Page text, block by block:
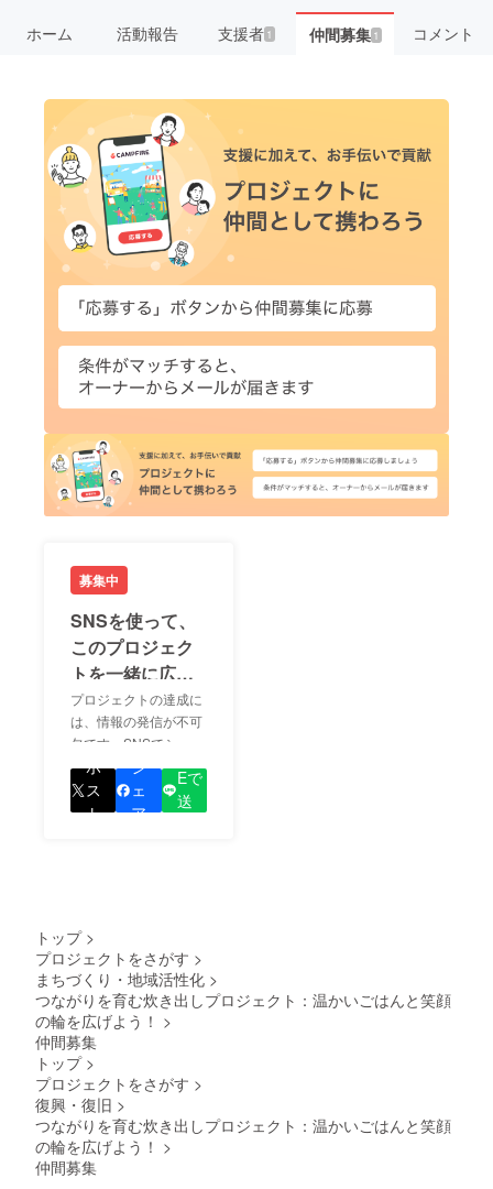
ホーム 活動報告 支援者 1 仲間募集 1 コメント
募集中
SNSを使って、
このプロジェク
トを一緒に広め
ましょう！
プロジェクトの達成に
は、情報の発信が不可
欠です。SNSでシェア
をして、あなたが応援
しているプロジェクト
の良さを知ってもらい
ポ
ス
ト
シ
ェ
ア
Eで
送
トップ >
プロジェクトをさがす >
まちづくり・地域活性化 >
つながりを育む炊き出しプロジェクト：温かいごはんと笑顔
の輪を広げよう！ >
仲間募集
トップ >
プロジェクトをさがす >
復興・復旧 >
つながりを育む炊き出しプロジェクト：温かいごはんと笑顔
の輪を広げよう！ >
仲間募集